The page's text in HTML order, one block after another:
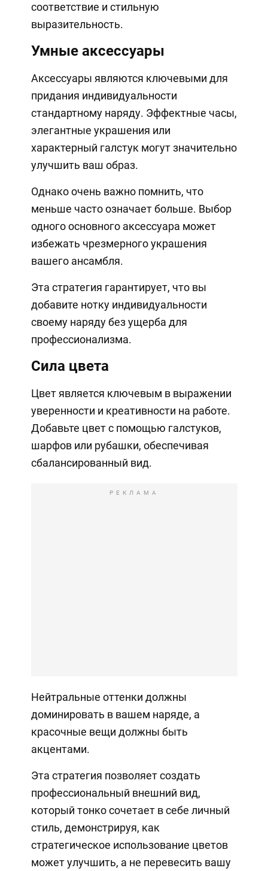
соответствие и стильную
выразительность.
Умные аксессуары
Аксессуары являются ключевыми для
придания индивидуальности
стандартному наряду. Эффектные часы,
элегантные украшения или
характерный галстук могут значительно
улучшить ваш образ.
Однако очень важно помнить, что
меньше часто означает больше. Выбор
одного основного аксессуара может
избежать чрезмерного украшения
вашего ансамбля.
Эта стратегия гарантирует, что вы
добавите нотку индивидуальности
своему наряду без ущерба для
профессионализма.
Сила цвета
Цвет является ключевым в выражении
уверенности и креативности на работе.
Добавьте цвет с помощью галстуков,
шарфов или рубашки, обеспечивая
сбалансированный вид.
РЕКЛАМА
Нейтральные оттенки должны
доминировать в вашем наряде, а
красочные вещи должны быть
акцентами.
Эта стратегия позволяет создать
профессиональный внешний вид,
который тонко сочетает в себе личный
стиль, демонстрируя, как
стратегическое использование цветов
может улучшить, а не перевесить вашу